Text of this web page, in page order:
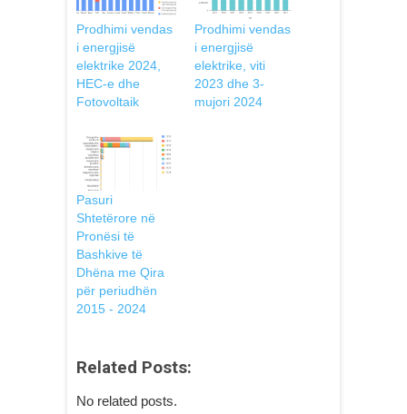
Prodhimi vendas
i energjisë
elektrike 2024,
HEC-e dhe
Fotovoltaik
Prodhimi vendas
i energjisë
elektrike, viti
2023 dhe 3-
mujori 2024
Pasuri
Shtetërore në
Pronësi të
Bashkive të
Dhëna me Qira
për periudhën
2015 - 2024
Related Posts:
No related posts.